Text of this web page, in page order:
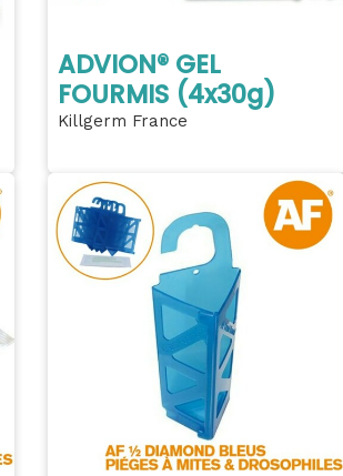
ADVION® GEL
FOURMIS (4x30g)
Killgerm France